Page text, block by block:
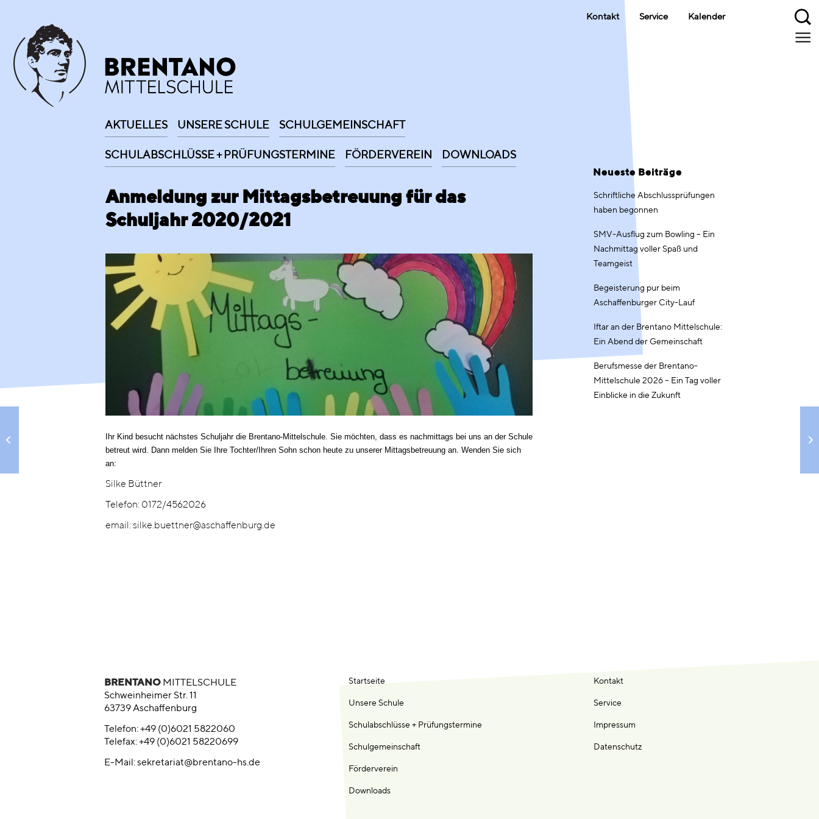
Kontakt Service Kalender
AKTUELLES UNSERE SCHULE SCHULGEMEINSCHAFT
SCHULABSCHLÜSSE + PRÜFUNGSTERMINE FÖRDERVEREIN DOWNLOADS
Anmeldung zur Mittagsbetreuung für das
Schuljahr 2020/2021
Ihr Kind besucht nächstes Schuljahr die Brentano-Mittelschule. Sie möchten, dass es nachmittags bei uns an der Schule
betreut wird. Dann melden Sie Ihre Tochter/Ihren Sohn schon heute zu unserer Mittagsbetreuung an. Wenden Sie sich
an:
Silke Büttner
Telefon: 0172/4562026
email: silke.buettner@aschaffenburg.de
Neueste Beiträge
Schriftliche Abschlussprüfungen
haben begonnen
SMV-Ausflug zum Bowling – Ein
Nachmittag voller Spaß und
Teamgeist
Begeisterung pur beim
Aschaffenburger City-Lauf
Iftar an der Brentano Mittelschule:
Ein Abend der Gemeinschaft
Berufsmesse der Brentano-
Mittelschule 2026 – Ein Tag voller
Einblicke in die Zukunft
BRENTANO MITTELSCHULE
Schweinheimer Str. 11
63739 Aschaffenburg
Telefon: +49 (0)6021 5822060
Telefax: +49 (0)6021 58220699
E-Mail:sekretariat@brentano-hs.de
Startseite
Unsere Schule
Schulabschlüsse + Prüfungstermine
Schulgemeinschaft
Förderverein
Downloads
Kontakt
Service
Impressum
Datenschutz
Aufnahmeprüfungen in den M-